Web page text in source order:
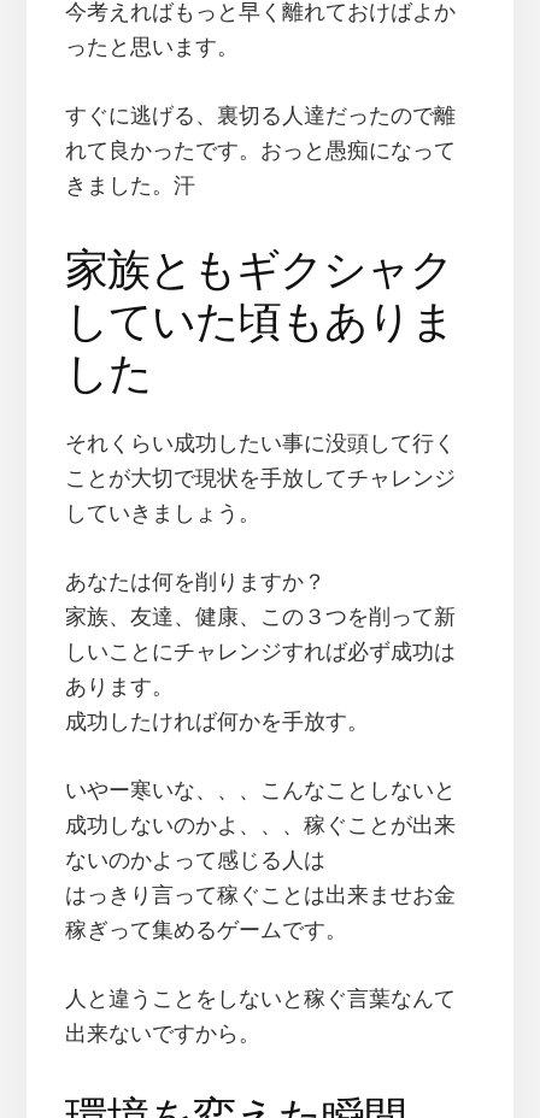
今考えればもっと早く離れておけばよか
ったと思います。
すぐに逃げる、裏切る人達だったので離
れて良かったです。おっと愚痴になって
きました。汗
家族ともギクシャク
していた頃もありま
した
それくらい成功したい事に没頭して行く
ことが大切で現状を手放してチャレンジ
していきましょう。
あなたは何を削りますか？
家族、友達、健康、この３つを削って新
しいことにチャレンジすれば必ず成功は
あります。
成功したければ何かを手放す。
いやー寒いな、、、こんなことしないと
成功しないのかよ、、、稼ぐことが出来
ないのかよって感じる人は
はっきり言って稼ぐことは出来ませお金
稼ぎって集めるゲームです。
人と違うことをしないと稼ぐ言葉なんて
出来ないですから。